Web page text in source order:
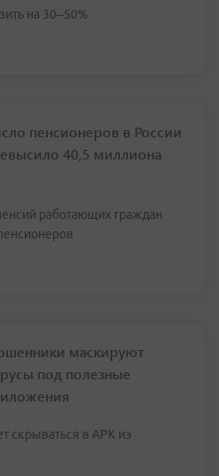
на 30–50%
пенсионеров в России
40,5 миллиона
работающих граждан
маскируют
под полезные
скрываться в APK из